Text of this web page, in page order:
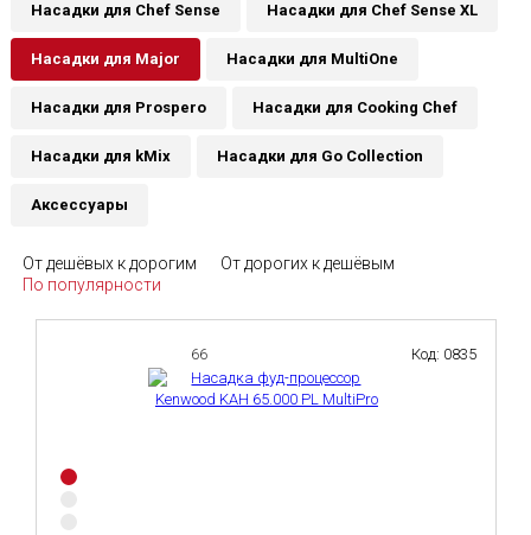
Насадки для Chef Sense Насадки для Chef Sense XL
Насадки для Major Насадки для MultiOne
Насадки для Prospero Насадки для Cooking Chef
Насадки для kMix Насадки для Go Collection
Аксессуары
От дешёвых к дорогим
От дорогих к дешёвым
По популярности
66 Код: 0835